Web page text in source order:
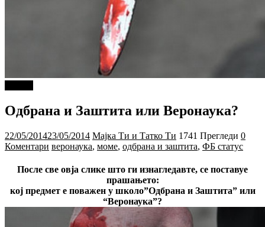
Одбрана и Заштита или Веронаука?
22/05/201423/05/2014 Мајка Ти и Татко Ти 1741 Прегледи 0
Коментари веронаука, моме, одбрана и заштита, ФБ статус
После све овја слике што ги изнагледавте, се поставуе
прашањето:
кој предмет е поважен у школо”Одбрана и Заштита” или
“Веронаука”?